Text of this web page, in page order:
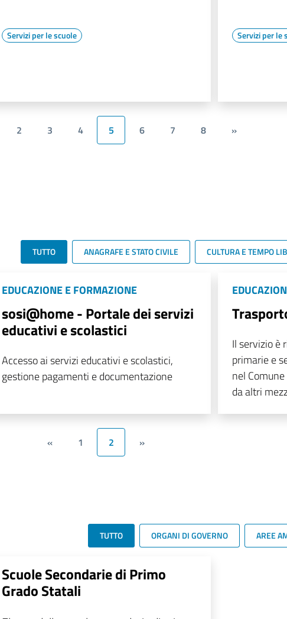
Servizi per le scuole Servizi per le
2 3 4 5 6 7 8 »
TUTTO ANAGRAFE E STATO CIVILE CULTURA E TEMPO
EDUCAZIONE E FORMAZIONE
sosi@home - Portale dei servizi
educativi e scolastici
Accesso ai servizi educativi e scolastici,
gestione pagamenti e documentazione
Il servizio è
primarie e
nel
da altri
« 1 2 »
TUTTO ORGANI DI GOVERNO AREE
Scuole Secondarie di Primo
Grado Statali